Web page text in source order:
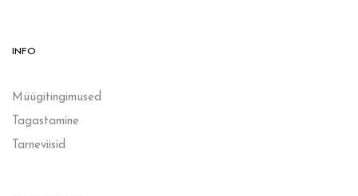
INFO
Müügitingimused
Tagastamine
Tarneviisid